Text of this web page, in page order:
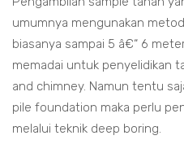
umumnya mengunakan
biasanya sampai 5 â€“ 6
memadai untuk penyelidikan
and chimney. Namun tentu
pile foundation maka perlu
melalui teknik deep boring.